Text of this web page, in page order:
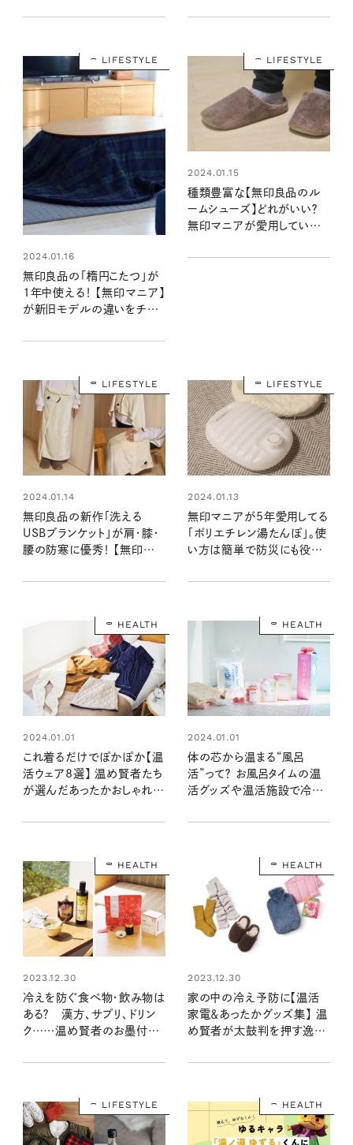
登場！
LIFESTYLE
2024.01.16
無印良品の「楕円こたつ」が
1年中使える！ 【無印マニア】
が新旧モデルの違いをチェ
LIFESTYLE
2024.01.15
種類豊富な【無印良品のル
ームシューズ】どれがいい？
無印マニアが愛用している
LIFESTYLE
2024.01.14
無印良品の新作「洗える
USBブランケット」が肩・膝・
腰の防寒に優秀！ 【無印マニ
LIFESTYLE
2024.01.13
無印マニアが5年愛用してる
「ポリエチレン湯たんぽ」。使
い方は簡単で防災にも役立
HEALTH
2024.01.01
これ着るだけでぽかぽか【温
活ウェア8選】 温め賢者たち
が選んだあったかおしゃれア
HEALTH
2024.01.01
体の芯から温まる“風呂
活”って？ お風呂タイムの温
活グッズや温活施設で冷え
HEALTH
2023.12.30
冷えを防ぐ食べ物・飲み物は
ある？ 漢方、サプリ、ドリン
ク……温め賢者のお墨付き
HEALTH
2023.12.30
家の中の冷え予防に【温活
家電＆あったかグッズ集】 温
め賢者が太鼓判を押す逸品
LIFESTYLE HEALTH